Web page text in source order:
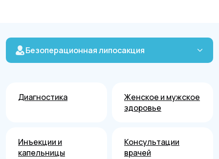
Безоперационная липосакция
Диагностика
Женское и мужское
здоровье
Инъекции и
капельницы
Консультации
врачей